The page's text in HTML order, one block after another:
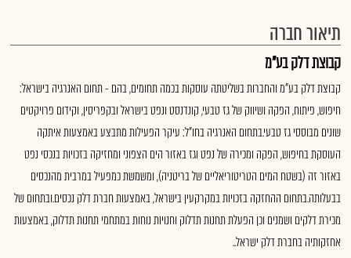
תיאור חברה
קבוצת דלק בע"מ
קבוצת דלק בע"מ והחברות בשליטתה עוסקות בכמה תחומים, בהם - תחום האנרגיה בישראל:
חיפוש, פיתוח, הפקה ושיווק של גז טבעי, קונדנסט ונפט בישראל ובקפריסין, וקידום פרויקטים
שונים מבוססי גז טבעי.בתחום האנרגיה בחו"ל: עיקר הפעילות מתבצע באמצעות איתקה
העוסקת בחיפוש, הפקה ומכירה של נפט וגז באזור הים הצפוני ומחזיקה בזכויות בנכסי נפט
באזור זה (בשטח המים הטריטוריאליים של בריטניה), ומשמשת כמפעיל במרבית מהנכסים
בבעלותה.בתחום ההחזקה בזכויות במקרקעין בישראל, באמצעות חברת דלק נכסים.ובתחום של
מכירת דלקים ושמנים וכן הפעלת תחנות תדלוק וחנויות נוחות במתחמי תחנות תדלוק, באמצעות
אחזקותיה בחברת דלק ישראל..